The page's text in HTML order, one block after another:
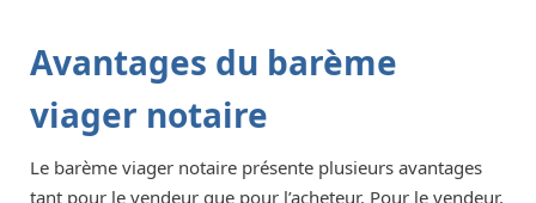
Avantages du barème
viager notaire
Le barème viager notaire présente plusieurs avantages
tant pour le vendeur que pour l’acheteur. Pour le vendeur,